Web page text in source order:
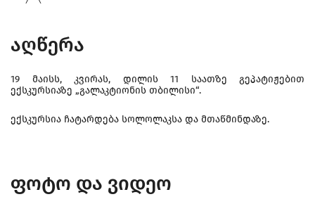
აღწერა
19 მაისს, კვირას, დილის 11 საათზე გეპატიჟებით
ექსკურსიაზე „გალაკტიონის თბილისი“.
ექსკურსია ჩატარდება სოლოლაკსა და მთაწმინდაზე.
ფოტო და ვიდეო